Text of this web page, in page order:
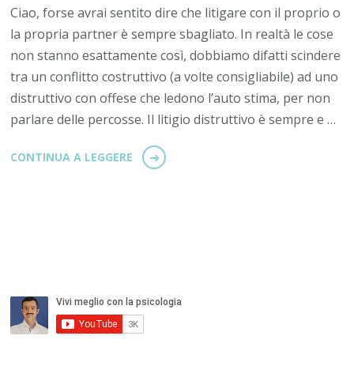
Ciao, forse avrai sentito dire che litigare con il proprio o
la propria partner è sempre sbagliato. In realtà le cose
non stanno esattamente così, dobbiamo difatti scindere
tra un conflitto costruttivo (a volte consigliabile) ad uno
distruttivo con offese che ledono l’auto stima, per non
parlare delle percosse. Il litigio distruttivo è sempre e …
CONTINUA A LEGGERE